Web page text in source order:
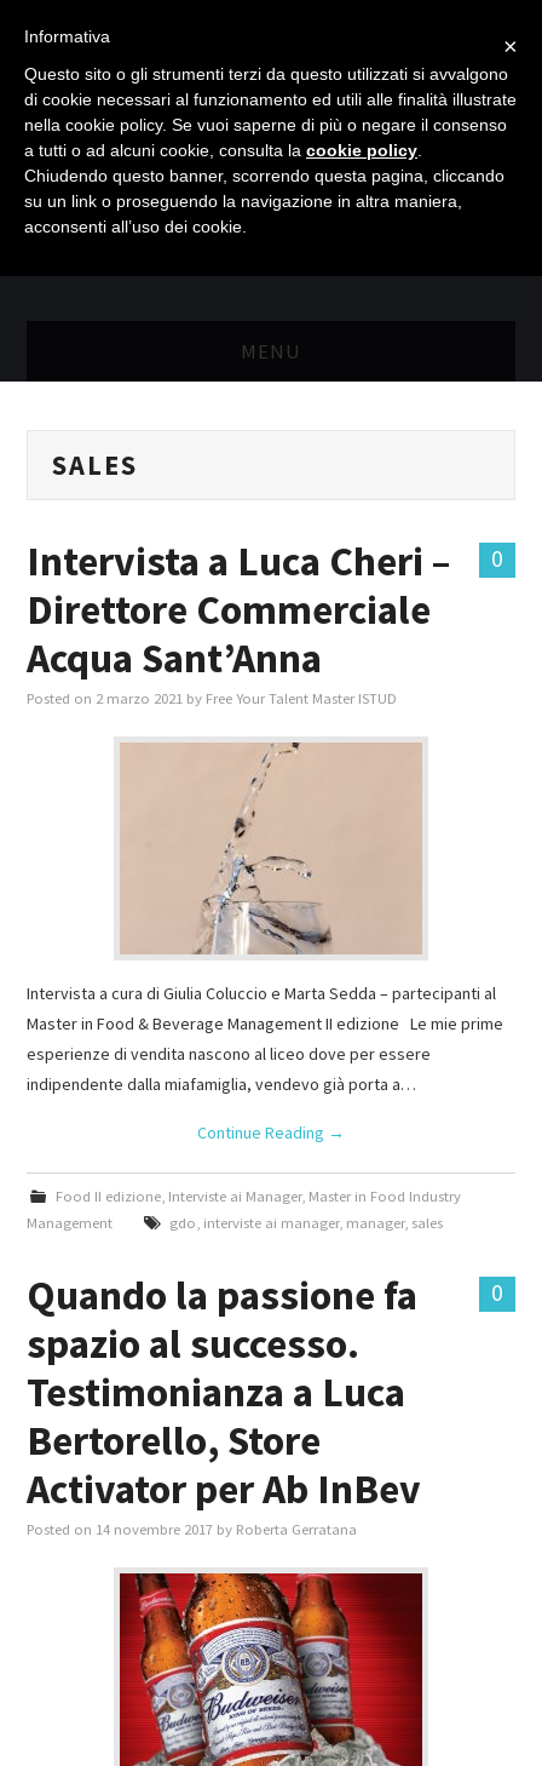
MENU
MASTER MARKETING & RETAIL
MASTER IN FOOD & BEVERAGE
GIURISTI IN AZIENDA
SALES
0
Intervista a Luca Cheri –
Direttore Commerciale
Acqua Sant’Anna
Posted on 2 marzo 2021 by Free Your Talent Master ISTUD
Intervista a cura di Giulia Coluccio e Marta Sedda – partecipanti al
Master in Food & Beverage Management II edizione Le mie prime
esperienze di vendita nascono al liceo dove per essere
indipendente dalla miafamiglia, vendevo già porta a…
Continue Reading →
Food II edizione, Interviste ai Manager, Master in Food Industry
Management
gdo interviste ai manager, manager, sales
0
Quando la passione fa
spazio al successo.
Testimonianza a Luca
Bertorello, Store
Activator per Ab InBev
Posted on 14 novembre 2017 by Roberta Gerratana
×
Informativa
Questo sito o gli strumenti terzi da questo utilizzati si avvalgono
di cookie necessari al funzionamento ed utili alle finalità illustrate
nella cookie policy. Se vuoi saperne di più o negare il consenso
a tutti o ad alcuni cookie, consulta la cookie policy
Chiudendo questo banner, scorrendo questa pagina, cliccando
su un link o proseguendo la navigazione in altra maniera,
acconsenti all’uso dei cookie.